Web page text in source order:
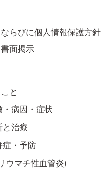
らびに個人情報保護方針
面掲示
と
病因・症状
と治療
症・予防
ウマチ性血管炎)